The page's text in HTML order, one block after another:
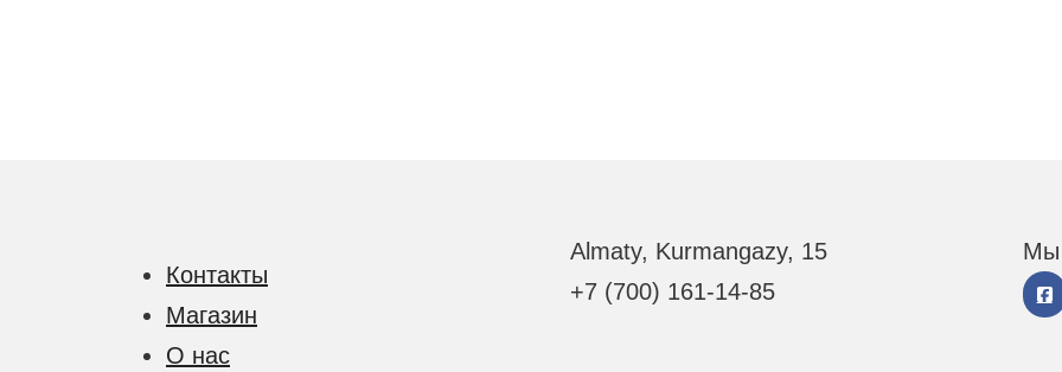
Контакты
Магазин
О нас
Almaty, Kurmangazy, 15
+7 (700) 161-14-85
Мы